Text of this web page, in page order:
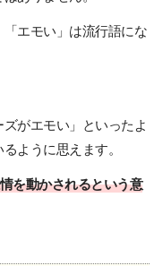
エモい」は流行語にな
がエモい」といったよ
ように思えます。
を動かされるという意